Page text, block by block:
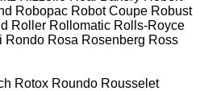
Robopac Robot Coupe Robust
Roller Rollomatic Rolls-Royce
Rondo Rosa Rosenberg Ross
Rotox Roundo Rousselet